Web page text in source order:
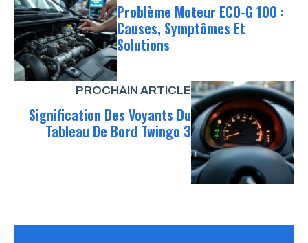
Problème Moteur ECO-G 100 :
Causes, Symptômes Et
Solutions
PROCHAIN ARTICLE
Signification Des Voyants Du
Tableau De Bord Twingo 3